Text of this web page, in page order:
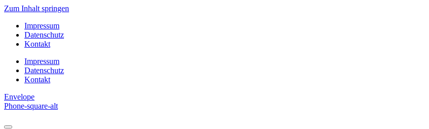
Zum Inhalt springen
Impressum
Datenschutz
Kontakt
Impressum
Datenschutz
Kontakt
Envelope
Phone-square-alt